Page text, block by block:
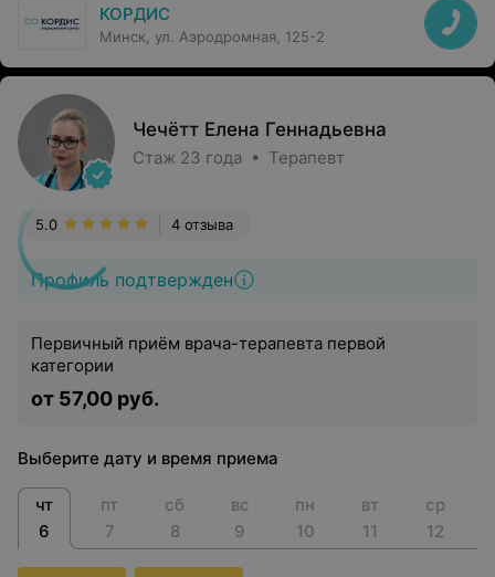
КОРДИС
Минск, ул. Аэродромная, 125-2
Чечётт Елена Геннадьевна
Стаж 23 года • Терапевт
Профиль подтвержден
4 отзыва
5.0
Первичный приём врача-терапевта первой
категории
от 57,00 руб.
Выберите дату и время приема
чт
6
пт
7
сб
8
вс
9
пн
10
вт
11
ср
12